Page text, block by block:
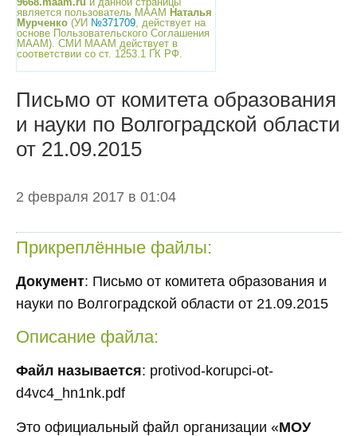
является пользователь МААМ Наталья
Мурченко (УИ №371709, действует на
основе Пользовательского Соглашения
МААМ). СМИ МААМ действует в
соответствии со ст. 1253.1 ГК РФ.
Письмо от комитета образования
и науки по Волгоградской области
от 21.09.2015
2 февраля 2017 в 01:04
Прикреплённые файлы:
Документ: Письмо от комитета образования и
науки по Волгоградской области от 21.09.2015
Описание файла:
Файл называется: protivod-korupci-ot-
d4vc4_hn1nk.pdf
Это официальный файл организации «МОУ